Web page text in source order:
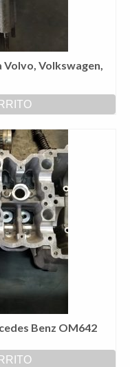
Volkswagen,
Benz OM642